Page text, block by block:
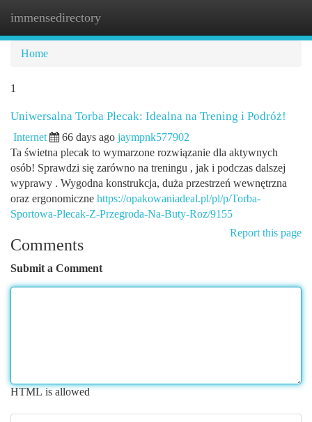
immensedirectory
Home
1
Uniwersalna Torba Plecak: Idealna na Trening i Podróż!
Internet 66 days ago jaympnk577902
Ta świetna plecak to wymarzone rozwiązanie dla aktywnych
osób! Sprawdzi się zarówno na treningu , jak i podczas dalszej
wyprawy . Wygodna konstrukcja, duża przestrzeń wewnętrzna
oraz ergonomiczne https://opakowaniadeal.pl/pl/p/Torba-
Sportowa-Plecak-Z-Przegroda-Na-Buty-Roz/9155
Report this page
Comments
Submit a Comment
HTML is allowed